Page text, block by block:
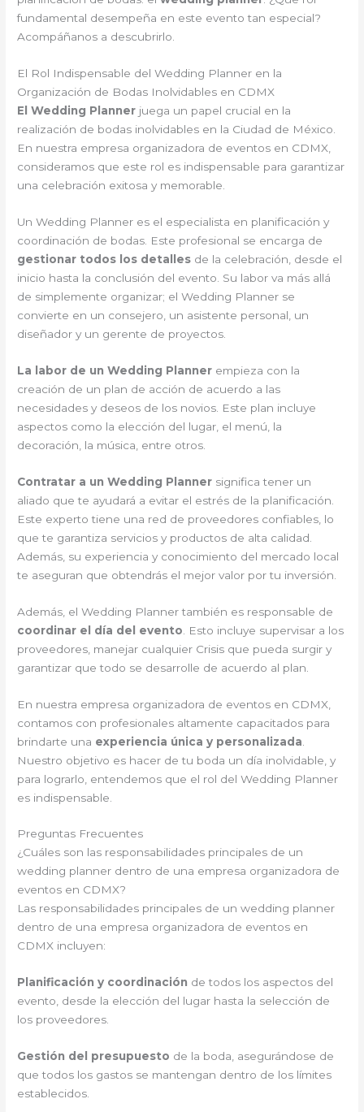
fundamental desempeña en este evento tan especial?
Acompáñanos a descubrirlo.
El Rol Indispensable del Wedding Planner en la
Organización de Bodas Inolvidables en CDMX
El Wedding Planner juega un papel crucial en la
realización de bodas inolvidables en la Ciudad de México.
En nuestra empresa organizadora de eventos en CDMX,
consideramos que este rol es indispensable para garantizar
una celebración exitosa y memorable.
Un Wedding Planner es el especialista en planificación y
coordinación de bodas. Este profesional se encarga de
gestionar todos los detalles de la celebración, desde el
inicio hasta la conclusión del evento. Su labor va más allá
de simplemente organizar; el Wedding Planner se
convierte en un consejero, un asistente personal, un
diseñador y un gerente de proyectos.
La labor de un Wedding Planner empieza con la
creación de un plan de acción de acuerdo a las
necesidades y deseos de los novios. Este plan incluye
aspectos como la elección del lugar, el menú, la
decoración, la música, entre otros.
Contratar a un Wedding Planner significa tener un
aliado que te ayudará a evitar el estrés de la planificación.
Este experto tiene una red de proveedores confiables, lo
que te garantiza servicios y productos de alta calidad.
Además, su experiencia y conocimiento del mercado local
te aseguran que obtendrás el mejor valor por tu inversión.
Además, el Wedding Planner también es responsable de
coordinar el día del evento . Esto incluye supervisar a los
proveedores, manejar cualquier Crisis que pueda surgir y
garantizar que todo se desarrolle de acuerdo al plan.
En nuestra empresa organizadora de eventos en CDMX,
contamos con profesionales altamente capacitados para
brindarte una experiencia única y personalizada
Nuestro objetivo es hacer de tu boda un día inolvidable, y
para lograrlo, entendemos que el rol del Wedding Planner
es indispensable.
Preguntas Frecuentes
¿Cuáles son las responsabilidades principales de un
wedding planner dentro de una empresa organizadora de
eventos en CDMX?
Las responsabilidades principales de un wedding planner
dentro de una empresa organizadora de eventos en
CDMX incluyen:
Planificación y coordinación de todos los aspectos del
evento, desde la elección del lugar hasta la selección de
los proveedores.
Gestión del presupuesto de la boda, asegurándose de
que todos los gastos se mantengan dentro de los límites
establecidos.